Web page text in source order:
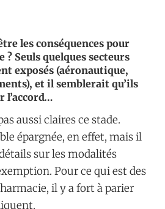
les conséquences pour
? Seuls quelques secteurs
exposés (aéronautique,
et il semblerait qu’ils
l’accord…
aussi claires ce stade.
épargnée, en effet, mais il
sur les modalités
Pour ce qui est des
il y a fort à parier